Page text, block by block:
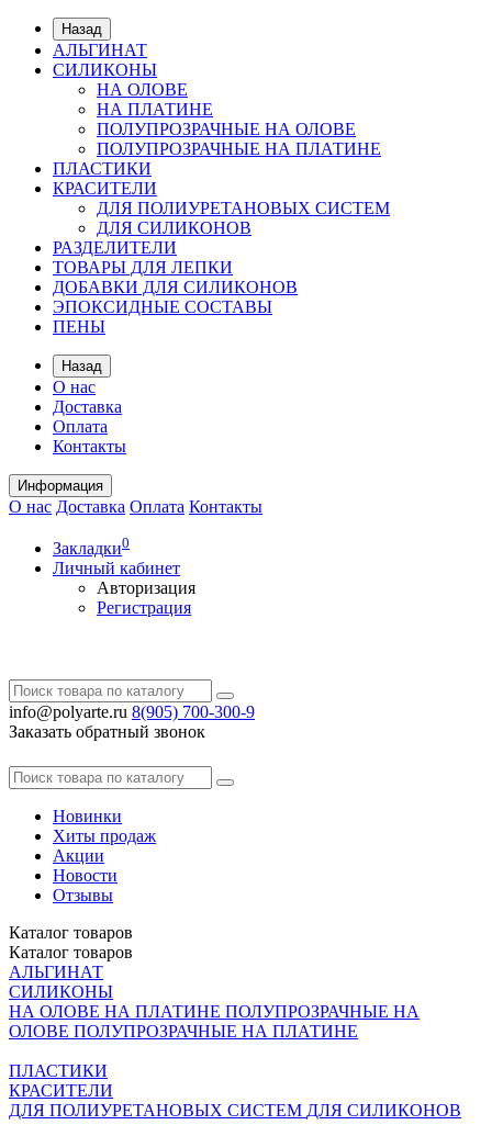
Назад
АЛЬГИНАТ
СИЛИКОНЫ
НА ОЛОВЕ
НА ПЛАТИНЕ
ПОЛУПРОЗРАЧНЫЕ НА ОЛОВЕ
ПОЛУПРОЗРАЧНЫЕ НА ПЛАТИНЕ
ПЛАСТИКИ
КРАСИТЕЛИ
ДЛЯ ПОЛИУРЕТАНОВЫХ СИСТЕМ
ДЛЯ СИЛИКОНОВ
РАЗДЕЛИТЕЛИ
ТОВАРЫ ДЛЯ ЛЕПКИ
ДОБАВКИ ДЛЯ СИЛИКОНОВ
ЭПОКСИДНЫЕ СОСТАВЫ
ПЕНЫ
Назад
О нас
Доставка
Оплата
Контакты
Информация
О нас Доставка Оплата Контакты
Закладки0
Личный кабинет
Авторизация
Регистрация
info@polyarte.ru 8(905) 700-300-9
Заказать обратный звонок
Новинки
Хиты продаж
Акции
Новости
Отзывы
Каталог товаров
Каталог товаров
АЛЬГИНАТ
СИЛИКОНЫ
НА ОЛОВЕ НА ПЛАТИНЕ ПОЛУПРОЗРАЧНЫЕ НА
ОЛОВЕ ПОЛУПРОЗРАЧНЫЕ НА ПЛАТИНЕ
ПЛАСТИКИ
КРАСИТЕЛИ
ДЛЯ ПОЛИУРЕТАНОВЫХ СИСТЕМ ДЛЯ СИЛИКОНОВ